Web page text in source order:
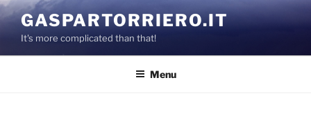
Salta
al
contenuto
GASPARTORRIERO.IT
It's more complicated than that!
Menu